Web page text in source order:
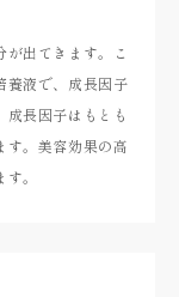
出てきます。こ
養液で、成長因子
成長因子はもとも
す。美容効果の高
。